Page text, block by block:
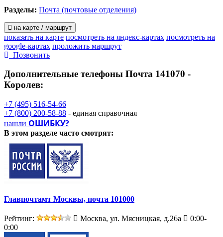
Разделы: Почта (почтовые отделения)
на карте / маршрут
показать на карте посмотреть на яндекс-картах посмотреть на
google-картах проложить маршрут
Позвонить
Дополнительные телефоны Почта 141070 -
Королев:
+7 (495) 516-54-66
+7 (800) 200-58-88 - единая справочная
нашли ОШИБКУ?
В этом разделе часто смотрят:
Главпочтамт Москвы, почта 101000
Рейтинг: Москва, ул. Мясницкая, д.26а
0:00-
0:00